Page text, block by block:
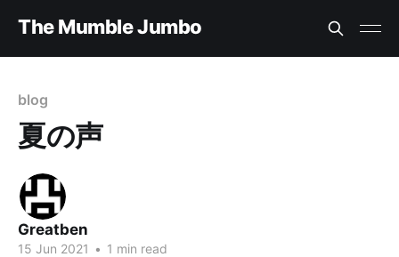
The Mumble Jumbo
blog
夏の声
Greatben
15 Jun 2021 • 1 min read